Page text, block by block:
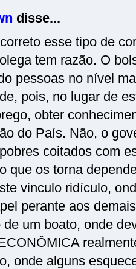
disse...
esse tipo de
tem razão. O
pessoas no nível
pois, no lugar de
obter
do País. Não, o
coitados com
que os torna
vinculo ridículo,
perante aos
de um boato, onde
onde alguns